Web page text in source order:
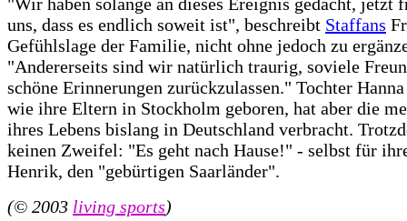
uns, dass es endlich soweit ist", beschreibt Staffans
Gefühlslage der Familie, nicht ohne jedoch zu
"Andererseits sind wir natürlich traurig, soviele
schöne Erinnerungen zurückzulassen." Tochter
wie ihre Eltern in Stockholm geboren, hat aber die
ihres Lebens bislang in Deutschland verbracht.
keinen Zweifel: "Es geht nach Hause!" - selbst für
Henrik, den "gebürtigen Saarländer".
(© 2003 living sports)